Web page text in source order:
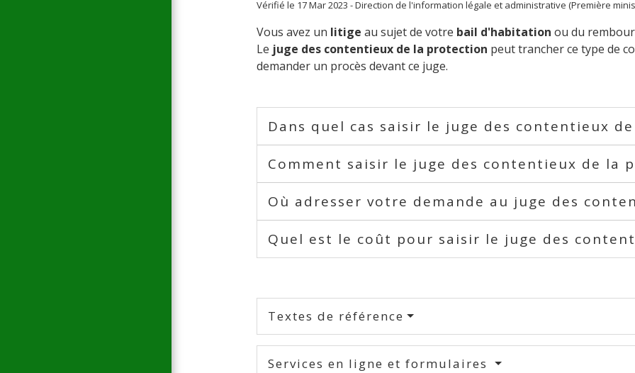
Vérifié le 17 Mar 2023 - Direction de l'information légale et administrative (Première
Vous avez un litige au sujet de votre bail d'habitation ou du
Le juge des contentieux de la protection peut trancher ce type de
demander un procès devant ce juge.
Dans quel cas saisir le juge des contentieux
Comment saisir le juge des contentieux de la
Où adresser votre demande au juge des
Quel est le coût pour saisir le juge des
Textes de référence
Services en ligne et formulaires